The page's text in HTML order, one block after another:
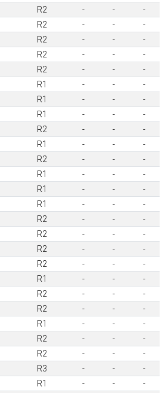
R2 - -
-
R2 - -
-
R2 - -
-
R2 - -
-
R2 - -
-
R1 - -
-
R1 - -
-
R1 - -
-
R2 - -
-
R1 - -
-
R2 - -
-
R1 - -
-
R1 - -
-
R1 - -
-
R2 - -
-
R2 - -
-
R2 - -
-
R2 - -
-
R1 - -
-
R2 - -
-
R2 - -
-
R1 - -
-
R2 - -
-
R2 - -
-
R3 - -
-
R1 - -
-